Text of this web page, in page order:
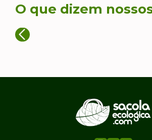
O que dizem